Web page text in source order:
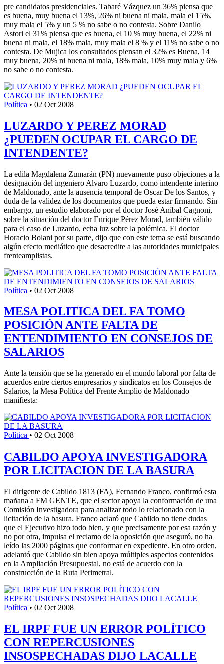
pre candidatos presidenciales. Tabaré Vázquez un 36% piensa que
es buena, muy buena el 13%, 26% ni buena ni mala, mala el 15%,
muy mala el 5% y un 5 % no sabe o no contesta. Sobre Danilo
Astori el 31% piensa que es buena, el 10 % muy buena, el 22% ni
buena ni mala, el 18% mala, muy mala el 8 % y el 11% no sabe o no
contesta. De Mujica los consultados piensan el 32% es Buena, 14
muy buena, 20% ni buena ni mala, 18% mala, 10% muy mala y 6%
no sabe o no contesta.
Política • 02 Oct 2008
LUZARDO Y PEREZ MORAD
¿PUEDEN OCUPAR EL CARGO DE
INTENDENTE?
La edila Magdalena Zumarán (PN) nuevamente puso objeciones a la
designación del ingeniero Alvaro Luzardo, como intendente interino
de Maldonado, ante la ausencia temporal de Oscar De los Santos, y
duda de la validez de los documentos que pueda estar firmando. Sin
embargo, un estudio elaborado por el doctor José Aníbal Cagnoni,
sobre la situación del doctor Enrique Pérez Morad, también válido
para el caso de Luzardo, echa luz sobre la polémica. El doctor
Horacio Bolani por su parte, dijo que con este tema se está buscando
algún efecto mediático que desacredite a las autoridades municipales
frenteamplistas.
Política • 02 Oct 2008
MESA POLITICA DEL FA TOMO
POSICIÓN ANTE FALTA DE
ENTENDIMIENTO EN CONSEJOS DE
SALARIOS
Ante la tensión que se ha generado en el mundo laboral por falta de
acuerdos entre ciertos empresarios y sindicatos en los Consejos de
Salarios, la Mesa Política del Frente Amplio de Maldonado
manifiesta:
Política • 02 Oct 2008
CABILDO APOYA INVESTIGADORA
POR LICITACION DE LA BASURA
El dirigente de Cabildo 1813 (FA), Fernando Franco, confirmó esta
mañana a FM GENTE, que el sector apoya la conformación de una
Comisión Investigadora para analizar todo lo relacionado con la
licitación de la basura. Franco aclaró que Cabildo no tiene dudas
que el Ejecutivo hizo todo bien, y que precisamente por esa razón y
no por otra, impulsa el reclamo de la oposición que aseguró, no ha
leído las 2000 páginas que conformar en expediente. En otro orden,
adelantó que Cabildo sin bien apoya múltiples aspectos contenidos
en la Ampliación Presupuestal, no está de acuerdo con la
construcción de la Ruta Perimetral.
Política • 02 Oct 2008
EL IRPF FUE UN ERROR POLÍTICO
CON REPERCUSIONES
INSOSPECHADAS DIJO LACALLE